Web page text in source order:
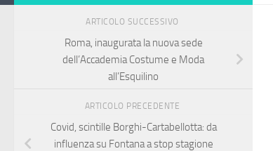
ARTICOLO SUCCESSIVO
Roma, inaugurata la nuova sede
dell’Accademia Costume e Moda
all’Esquilino
ARTICOLO PRECEDENTE
Covid, scintille Borghi-Cartabellotta: da
influenza su Fontana a stop stagione